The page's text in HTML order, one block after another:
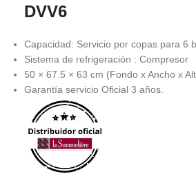
DVV6
Capacidad: Servicio por copas para 6
Sistema de refrigeración : Compresor
50 × 67.5 × 63 cm (Fondo x Ancho x
Garantía servicio Oficial 3 años.